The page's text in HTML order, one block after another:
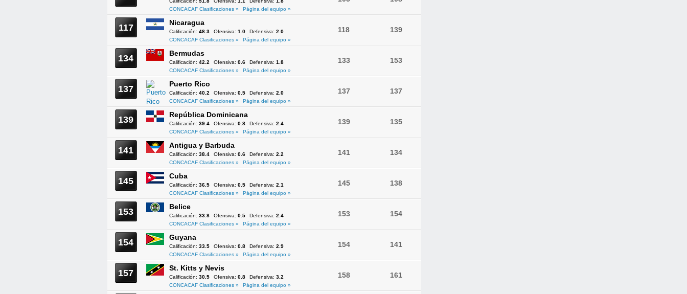
CONCACAF Clasificaciones »
Página del equipo »
117 Nicaragua
Calificación: 48.3 Ofensiva: 1.0 Defensiva: 2.0
CONCACAF Clasificaciones »
Página del equipo »
118 139
134 Bermudas
Calificación: 42.2 Ofensiva: 0.6 Defensiva: 1.8
CONCACAF Clasificaciones »
Página del equipo »
133 153
137 Puerto Rico
Calificación: 40.2 Ofensiva: 0.5 Defensiva: 2.0
CONCACAF Clasificaciones »
Página del equipo »
137 137
139 República Dominicana
Calificación: 39.4 Ofensiva: 0.8 Defensiva: 2.4
CONCACAF Clasificaciones »
Página del equipo »
139 135
141 Antigua y Barbuda
Calificación: 38.4 Ofensiva: 0.6 Defensiva: 2.2
CONCACAF Clasificaciones »
Página del equipo »
141 134
145 Cuba
Calificación: 36.5 Ofensiva: 0.5 Defensiva: 2.1
CONCACAF Clasificaciones »
Página del equipo »
145 138
153 Belice
Calificación: 33.8 Ofensiva: 0.5 Defensiva: 2.4
CONCACAF Clasificaciones »
Página del equipo »
153 154
154 Guyana
Calificación: 33.5 Ofensiva: 0.8 Defensiva: 2.9
CONCACAF Clasificaciones »
Página del equipo »
154 141
157 St. Kitts y Nevis
Calificación: 30.5 Ofensiva: 0.8 Defensiva: 3.2
CONCACAF Clasificaciones »
Página del equipo »
158 161